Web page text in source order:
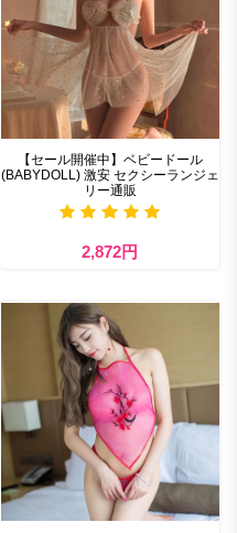
【セール開催中】ベビードール
(BABYDOLL) 激安 セクシーランジェ
リー通販
2,872円